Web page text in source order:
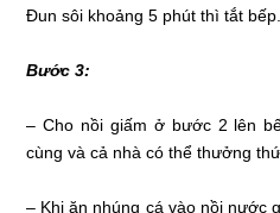
Đun sôi khoảng 5 phút thì tắt bếp.
Bước 3:
– Cho nồi giấm ở bước 2 lên
cùng và cả nhà có thể thưởng
– Khi ăn nhúng cá vào nồi nước